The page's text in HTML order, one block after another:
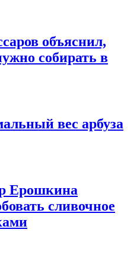
объяснил,
собирать в
вес арбуза
Ерошкина
сливочное